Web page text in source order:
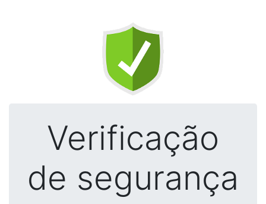
Verificação
de segurança